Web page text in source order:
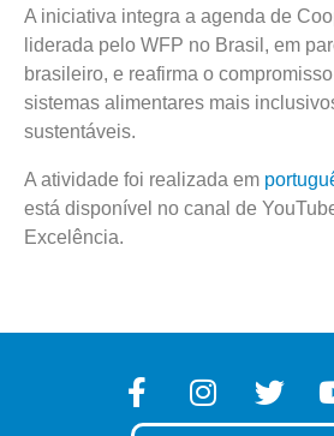
A iniciativa integra a agenda de
liderada pelo WFP no Brasil, em
brasileiro, e reafirma o
sistemas alimentares mais
sustentáveis.
A atividade foi realizada em
está disponível no canal de
Excelência.